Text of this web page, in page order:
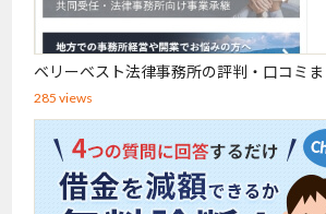
ベリーベスト法律事務所の評判・口コミま
285 views